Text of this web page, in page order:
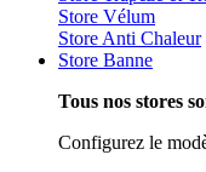
Store Vélum
Store Anti Chaleur
Store Banne
Tous nos stores
Configurez le